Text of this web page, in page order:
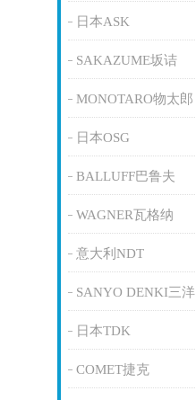
日本ASK
SAKAZUME坂诘
MONOTARO物太郎
日本OSG
BALLUFF巴鲁夫
WAGNER瓦格纳
意大利NDT
SANYO DENKI三洋
日本TDK
COMET捷克